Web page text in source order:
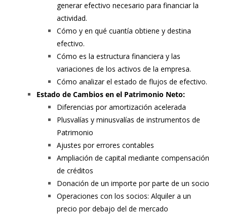
generar efectivo necesario para financiar la
actividad.
Cómo y en qué cuantía obtiene y destina
efectivo.
Cómo es la estructura financiera y las
variaciones de los activos de la empresa.
Cómo analizar el estado de flujos de efectivo.
Estado de Cambios en el Patrimonio Neto:
Diferencias por amortización acelerada
Plusvalías y minusvalías de instrumentos de
Patrimonio
Ajustes por errores contables
Ampliación de capital mediante compensación
de créditos
Donación de un importe por parte de un socio
Operaciones con los socios: Alquiler a un
precio por debajo del de mercado